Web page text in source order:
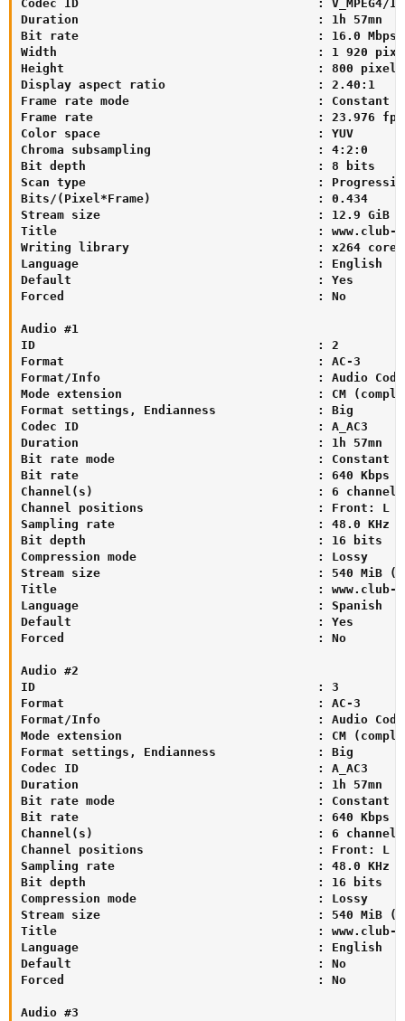
Codec ID                                 : V_MPEG4/
Duration                                 : 1h 57mn
Bit rate                                 : 16.0 Mbps
Width                                    : 1 920
Height                                   : 800 pixels
Display aspect ratio                     : 2.40:1
Frame rate mode                          : Constant
Frame rate                               : 23.976 fps
Color space                              : YUV
Chroma subsampling                       : 4:2:0
Bit depth                                : 8 bits
Scan type                                :
Bits/(Pixel*Frame)                       : 0.434
Stream size                              : 12.9 GiB
Title                                    : www.club-
Writing library                          : x264 core 68
Language                                 : English
Default                                  : Yes
Forced                                   : No
Audio #1
ID                                       : 2
Format                                   : AC-3
Format/Info                              : Audio
Mode extension                           : CM
Format settings, Endianness              : Big
Codec ID                                 : A_AC3
Duration                                 : 1h 57mn
Bit rate mode                            : Constant
Bit rate                                 : 640 Kbps
Channel(s)                               : 6 channels
Channel positions                        : Front: L C
Sampling rate                            : 48.0 KHz
Bit depth                                : 16 bits
Compression mode                         : Lossy
Stream size                              : 540 MiB
Title                                    : www.club-
Language                                 : Spanish
Default                                  : Yes
Forced                                   : No
Audio #2
ID                                       : 3
Format                                   : AC-3
Format/Info                              : Audio
Mode extension                           : CM
Format settings, Endianness              : Big
Codec ID                                 : A_AC3
Duration                                 : 1h 57mn
Bit rate mode                            : Constant
Bit rate                                 : 640 Kbps
Channel(s)                               : 6 channels
Channel positions                        : Front: L C
Sampling rate                            : 48.0 KHz
Bit depth                                : 16 bits
Compression mode                         : Lossy
Stream size                              : 540 MiB
Title                                    : www.club-
Language                                 : English
Default                                  : No
Forced                                   : No
Audio #3